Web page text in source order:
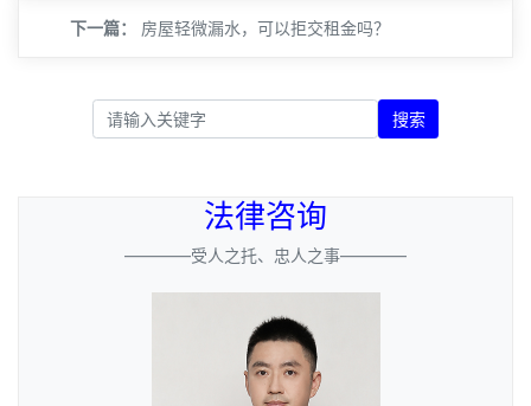
下一篇： 房屋轻微漏水，可以拒交租金吗？
搜索
法律咨询
————受人之托、忠人之事————